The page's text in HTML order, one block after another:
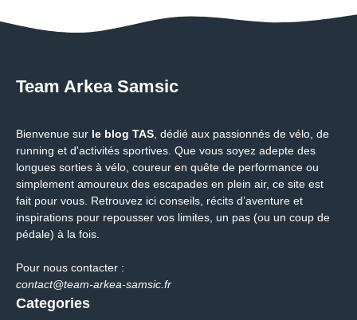
Team Arkea Samsic
Bienvenue sur le blog TAS , dédié aux passionnés de vélo, de
running et d'activités sportives. Que vous soyez adepte des
longues sorties à vélo, coureur en quête de performance ou
simplement amoureux des escapades en plein air, ce site est
fait pour vous. Retrouvez ici conseils, récits d’aventure et
inspirations pour repousser vos limites, un pas (ou un coup de
pédale) à la fois.
Pour nous contacter :
contact@team-arkea-samsic.fr
Categories